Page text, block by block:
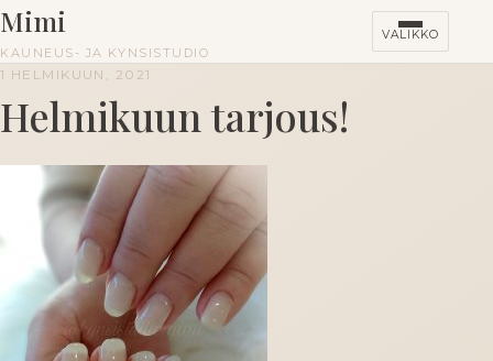
Mimi
KAUNEUS- JA KYNSISTUDIO
VALIKKO
KURSSIT
1 HELMIKUUN, 2021
Helmikuun tarjous!